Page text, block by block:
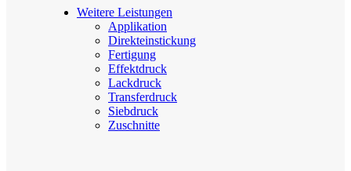
Weitere Leistungen
Applikation
Direkteinstickung
Fertigung
Effektdruck
Lackdruck
Transferdruck
Siebdruck
Zuschnitte